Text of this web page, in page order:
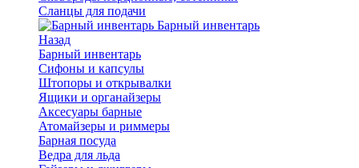
Сланцы для подачи
Барный инвентарь
Назад
Барный инвентарь
Сифоны и капсулы
Штопоры и открывалки
Ящики и органайзеры
Аксесуары барные
Атомайзеры и риммеры
Барная посуда
Ведра для льда